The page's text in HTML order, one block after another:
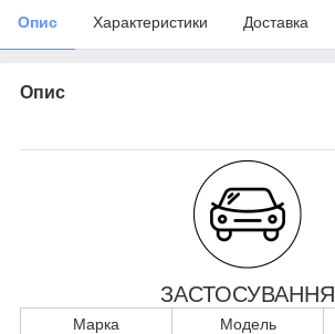
Опис Характеристики Доставка
Опис
ЗАСТОСУВАННЯ
Марка Модель